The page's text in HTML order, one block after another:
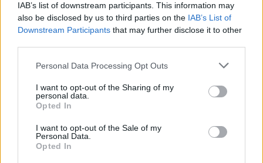
IAB’s list of downstream participants. This information may
also be disclosed by us to third parties on the IAB’s List of
Downstream Participants that may further disclose it to other
Personal Data Processing Opt Outs
I want to opt-out of the Sharing of my
personal data.
Opted In
I want to opt-out of the Sale of my
Personal Data.
Opted In